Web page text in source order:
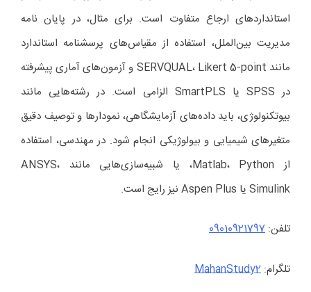
استانداردهای ارجاع متفاوت است. برای مثال، در پایان نامه
مدیریت بین‌الملل، استفاده از مقیاس‌های پرسشنامه استاندارد
مانند SERVQUAL، Likert 5-point و آزمون‌های آماری پیشرفته
در SPSS یا SmartPLS الزامی است. در رشته‌هایی مانند
بیوتکنولوژی، باید داده‌های آزمایشگاهی، نمودارها و توصیف دقیق
متغیرهای شیمیایی و بیولوژیکی انجام شود. در مهندسی، استفاده
از Matlab، Python، یا شبیه‌سازی‌هایی مانند ANSYS،
Simulink یا Aspen Plus نیز رایج است.
تلفن: 09010921797
تلگرام: MahanStudy2